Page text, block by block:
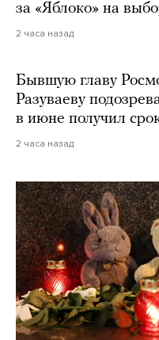
за «Яблоко» на
2 часа назад
Бывшую главу
Разуваеву
в июне получил
2 часа назад